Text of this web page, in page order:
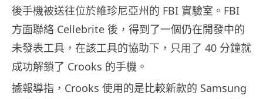
後手機被送往位於維珍尼亞州的 FBI 實驗室。FBI
方面聯絡 Cellebrite 後，得到了一個仍在開發中的
未發表工具，在該工具的協助下，只用了 40 分鐘就
成功解鎖了 Crooks 的手機。
據報導指，Crooks 使用的是比較新款的 Samsung